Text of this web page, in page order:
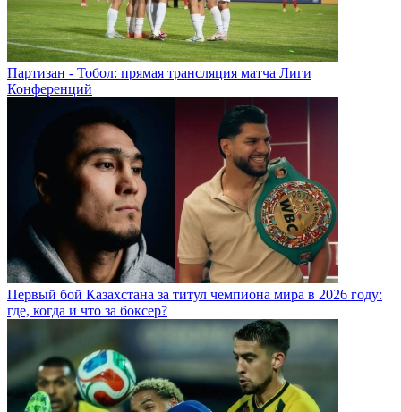
Партизан - Тобол: прямая трансляция матча Лиги
Конференций
Первый бой Казахстана за титул чемпиона мира в 2026 году:
где, когда и что за боксер?